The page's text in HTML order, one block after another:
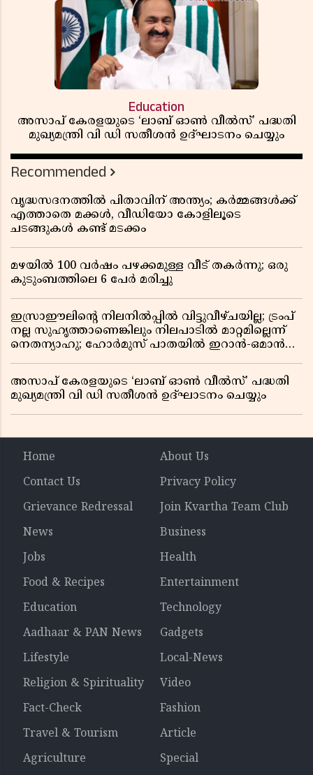
Education
അസാപ് കേരളയുടെ ‘ലാബ് ഓൺ വീൽസ്’ പദ്ധതി
മുഖ്യമന്ത്രി വി ഡി സതീശൻ ഉദ്ഘാടനം ചെയ്യും
Recommended
വൃദ്ധസദനത്തിൽ പിതാവിന് അന്ത്യം; കർമ്മങ്ങൾക്ക്
എത്താതെ മക്കൾ, വീഡിയോ കോളിലൂടെ
ചടങ്ങുകൾ കണ്ട് മടക്കം
മഴയിൽ 100 വർഷം പഴക്കമുള്ള വീട് തകർന്നു; ഒരു
കുടുംബത്തിലെ 6 പേർ മരിച്ചു
ഇസ്രാഈലിന്റെ നിലനിൽപ്പിൽ വിട്ടുവീഴ്ചയില്ല; ട്രംപ്
നല്ല സുഹൃത്താണെങ്കിലും നിലപാടിൽ മാറ്റമില്ലെന്ന്
നെതന്യാഹു; ഹോർമുസ് പാതയിൽ ഇറാൻ-ഒമാൻ
അസാപ് കേരളയുടെ ‘ലാബ് ഓൺ വീൽസ്’ പദ്ധതി
മുഖ്യമന്ത്രി വി ഡി സതീശൻ ഉദ്ഘാടനം ചെയ്യും
Home
About Us
Contact Us
Privacy Policy
Grievance Redressal
Join Kvartha Team Club
News
Business
Jobs
Health
Food & Recipes
Entertainment
Education
Technology
Aadhaar & PAN News
Gadgets
Lifestyle
Local-News
Religion & Spirituality
Video
Fact-Check
Fashion
Travel & Tourism
Article
Agriculture
Special